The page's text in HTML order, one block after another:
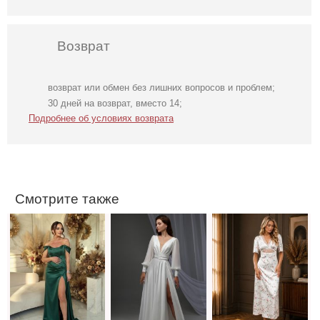
Возврат
возврат или обмен без лишних вопросов и проблем;
30 дней на возврат, вместо 14;
Подробнее об условиях возврата
Смотрите также
Вечернее
нарядное
корсетное
Свадебное белое
длинное
атласное платье